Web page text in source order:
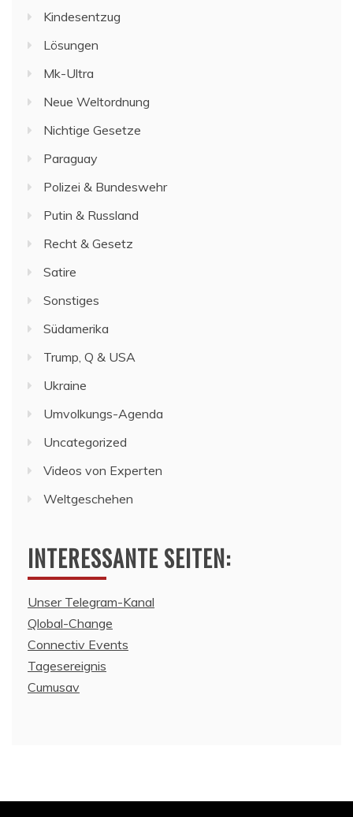
Kindesentzug
Lösungen
Mk-Ultra
Neue Weltordnung
Nichtige Gesetze
Paraguay
Polizei & Bundeswehr
Putin & Russland
Recht & Gesetz
Satire
Sonstiges
Südamerika
Trump, Q & USA
Ukraine
Umvolkungs-Agenda
Uncategorized
Videos von Experten
Weltgeschehen
INTERESSANTE SEITEN:
Unser Telegram-Kanal
Qlobal-Change
Connectiv Events
Tagesereignis
Cumusav